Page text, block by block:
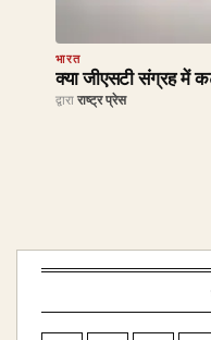
भारत
क्या जीएसटी संग्रह में
द्वारा राष्ट्र प्रेस